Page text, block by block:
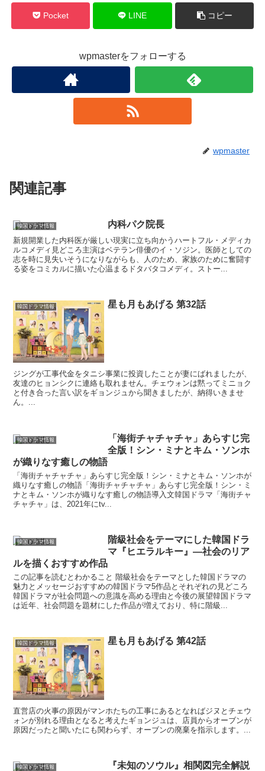
Pocket LINE コピー
wpmasterをフォローする
wpmaster
関連記事
韓国ドラマ情報 内科パク院長
新規開業した内科医が厳しい現実に立ち向かうハートフル・メディカ
ルコメディ見どころ主演はベテラン俳優のイ・ソジン。医師としての
志を時に見失いそうになりながらも、人のため、家族のために奮闘す
る姿をコミカルに描いた心温まるドタバタコメディ。ストー...
韓国ドラマ情報 星も月もあげる 第32話
ジングが工事代金をタニシ事業に投資したことが妻にばれましたが、
友達のヒョンシクに連絡も取れません。チェウォンは黙ってミニョク
と付き合った言い訳をギョンジュから聞きましたが、納得いきませ
ん。...
韓国ドラマ情報
「海街チャチャチャ」あらすじ完
全版！シン・ミナとキム・ソンホ
が織りなす癒しの物語
「海街チャチャチャ」あらすじ完全版！シン・ミナとキム・ソンホが
織りなす癒しの物語「海街チャチャチャ」あらすじ完全版！シン・ミ
ナとキム・ソンホが織りなす癒しの物語導入文韓国ドラマ「海街チャ
チャチャ」は、2021年にtv...
韓国ドラマ情報
階級社会をテーマにした韓国ドラ
マ『ヒエラルキー』—社会のリア
ルを描くおすすめ作品
この記事を読むとわかること 階級社会をテーマとした韓国ドラマの
魅力とメッセージおすすめの韓国ドラマ5作品とそれぞれの見どころ
韓国ドラマが社会問題への意識を高める理由と今後の展望韓国ドラマ
は近年、社会問題を題材にした作品が増えており、特に階級...
韓国ドラマ情報 星も月もあげる 第42話
直営店の火事の原因がマンホたちの工事にあるとなればジヌとチェウ
ォンが別れる理由となると考えたギョンジュは、店員からオーブンが
原因だったと聞いたにも関わらず、オーブンの廃棄を指示します。...
韓国ドラマ情報
『未知のソウル』相関図完全解説